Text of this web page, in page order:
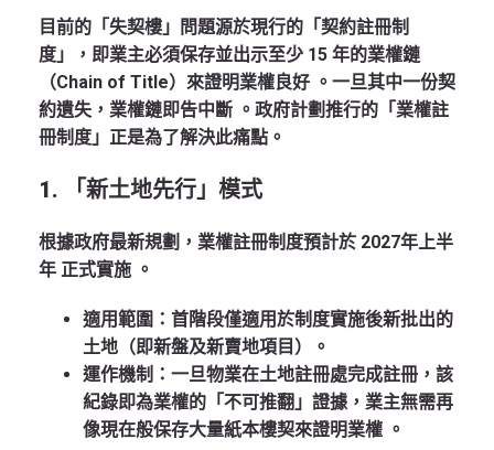
目前的「失契樓」問題源於現行的「契約註冊制
度」，即業主必須保存並出示至少 15 年的業權鏈
（Chain of Title）來證明業權良好 。一旦其中一份契
約遺失，業權鏈即告中斷 。政府計劃推行的「業權註
冊制度」正是為了解決此痛點。
1. 「新土地先行」模式
根據政府最新規劃，業權註冊制度預計於 2027年上半
年 正式實施 。
適用範圍 ：首階段僅適用於制度實施後新批出的
土地（即新盤及新賣地項目）
。
運作機制 ：一旦物業在土地註冊處完成註冊，該
紀錄即為業權的「不可推翻」證據，業主無需再
像現在般保存大量紙本樓契來證明業權 。